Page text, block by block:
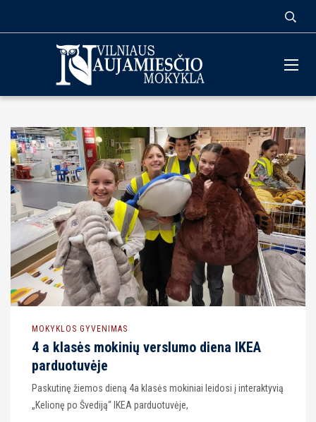
MOKYKLOS GYVENIMAS
4 a klasės mokinių verslumo diena IKEA
parduotuvėje
Paskutinę žiemos dieną 4a klasės mokiniai leidosi į interaktyvią
„Kelionę po Švediją“ IKEA parduotuvėje,